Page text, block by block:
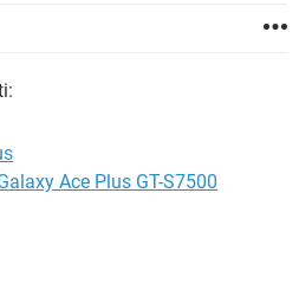
Ace Plus GT-S7500